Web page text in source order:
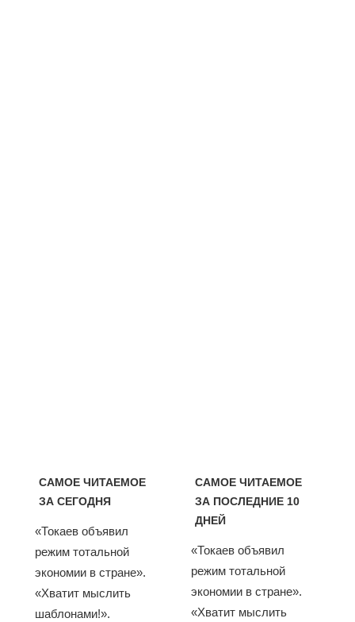
САМОЕ ЧИТАЕМОЕ
ЗА СЕГОДНЯ
«Токаев объявил
режим тотальной
экономии в стране».
«Хватит мыслить
шаблонами!».
САМОЕ ЧИТАЕМОЕ
ЗА ПОСЛЕДНИЕ 10
ДНЕЙ
«Токаев объявил
режим тотальной
экономии в стране».
«Хватит мыслить